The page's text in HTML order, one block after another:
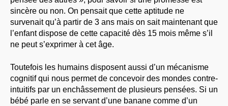
sincère ou non. On pensait que cette aptitude ne
survenait qu’à partir de 3 ans mais on sait maintenant que
l’enfant dispose de cette capacité dès 15 mois même s’il
ne peut s’exprimer à cet âge.
Toutefois les humains disposent aussi d’un mécanisme
cognitif qui nous permet de concevoir des mondes contre-
intuitifs par un enchâssement de plusieurs pensées. Si un
bébé parle en se servant d’une banane comme d’un